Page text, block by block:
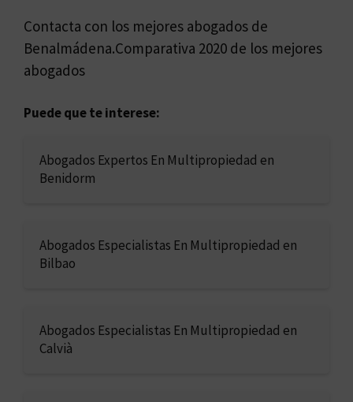
Contacta con los mejores abogados de
Benalmádena.Comparativa 2020 de los mejores
abogados
Puede que te interese:
Abogados Expertos En Multipropiedad en
Benidorm
Abogados Especialistas En Multipropiedad en
Bilbao
Abogados Especialistas En Multipropiedad en
Calvià